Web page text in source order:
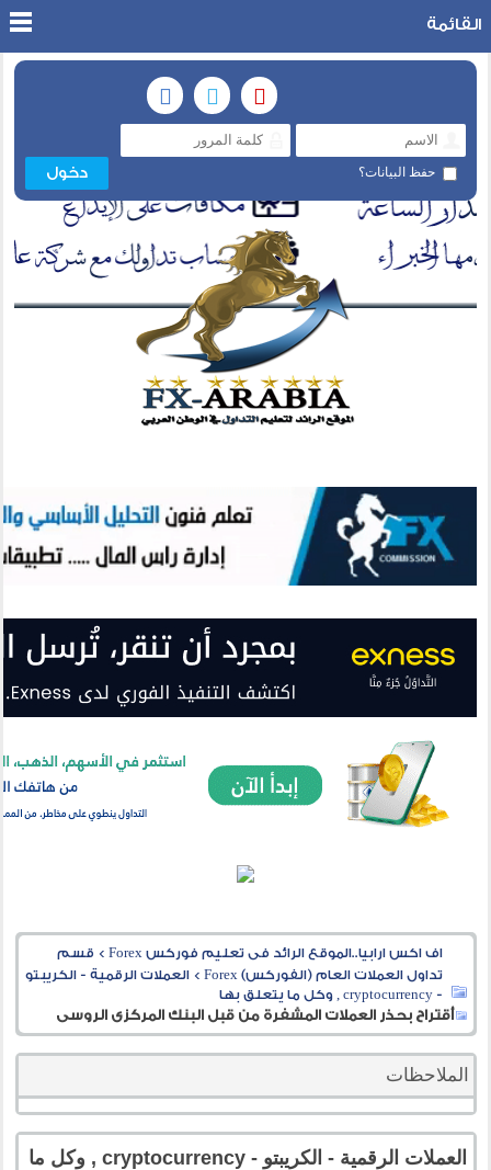
حفظ البيانات؟
القائمة
اف اكس ارابيا..الموقع الرائد فى تعليم فوركس Forex > قسم
تداول العملات العام (الفوركس) Forex
>العملات الرقمية - الكريبتو
- cryptocurrency , وكل ما يتعلق بها
أقتراح بحذر العملات المشفرة من قبل البنك المركزى الروسى
الملاحظات
العملات الرقمية - الكريبتو - cryptocurrency , وكل ما